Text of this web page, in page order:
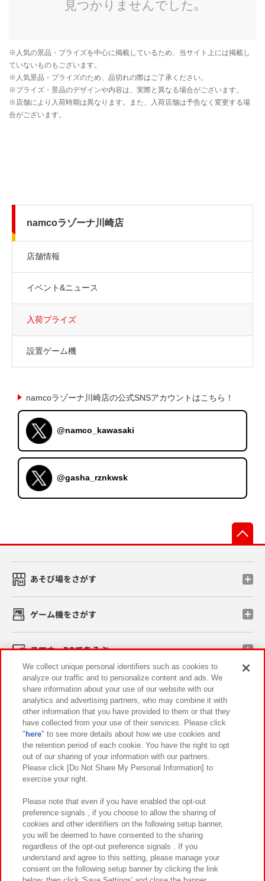
namcoラゾーナ川崎店
店舗情報
イベント&ニュース
入荷プライズ
設置ゲーム機
namcoラゾーナ川崎店の公式SNSアカウントはこちら！
@namco_kawasaki
@gasha_rznkwsk
あそび場をさがす
ゲーム機をさがす
スマホ・PCであそぶ
イベント・キャンペーン
関連会社 サステナビリティ サイトポリシー
プライバシーポリシー ウェブアクセシビリティ方針と検証結果
お取引先さまとともに
カスタマーハラスメント対応方針 よくあるご質問・お問い合わせ
We collect unique personal identifiers such as cookies to
analyze our traffic and to personalize content and ads. We
share information about your use of our website with our
analytics and advertising partners, who may combine it with
other information that you have provided to them or that they
have collected from your use of their services. Please click
" here" to see more details about how we use cookies and
the retention period of each cookie. You have the right to opt
out of our sharing of your information with our partners.
Please click [Do Not Share My Personal Information] to
exercise your right.
Please note that even if you have enabled the opt-out
preference signals , if you choose to allow the sharing of
cookies and other identifiers on the following setup banner,
you will be deemed to have consented to the sharing
regardless of the opt-out preference signals . If you
understand and agree to this setting, please manage your
consent on the following setup banner by clicking the link